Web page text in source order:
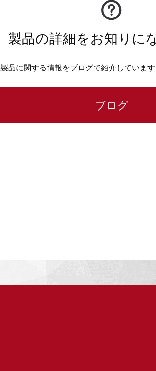
製品の詳細をお知りに
製品に関する情報をブログで紹介しています
ブログ